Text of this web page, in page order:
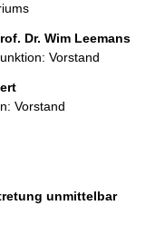
Dr. Wim Leemans
Vorstand
Vorstand
unmittelbar